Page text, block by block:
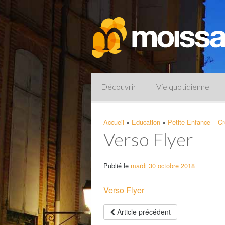
Découvrir Vie quotidienne
Pharmacies de garde
Accueil » Education » Petite Enfance –
Verso Flyer
Publié le mardi 30 octobre 2018
Verso Flyer
Article précédent